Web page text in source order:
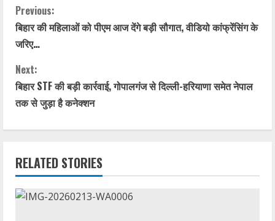
C
o
n
t
u
e
Previous:
बिहार की महिलाओं को पीएम आज देंगे बड़ी सौगात, वीडियो कांफ्रेंसिंग के
जरिए…
Next:
बिहार STF की बड़ी कार्रवाई, गोपालगंज से दिल्ली-हरियाणा समेत नेपाल
तक से जुड़ा है कनेक्शन
RELATED STORIES